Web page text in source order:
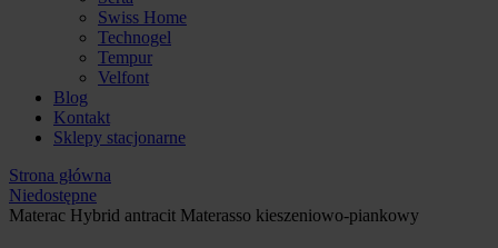
Swiss Home
Technogel
Tempur
Velfont
Blog
Kontakt
Sklepy stacjonarne
Strona główna
Niedostępne
Materac Hybrid antracit Materasso kieszeniowo-piankowy